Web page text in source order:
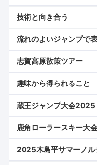
技術と向き合う
流れのよいジャンプで
志賀高原散策ツアー
趣味から得られること
蔵王ジャンプ大会2025
鹿角ローラースキー大
2025木島平サマーノル